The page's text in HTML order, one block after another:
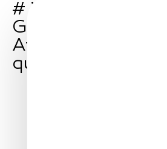
# ilsfont demain –
Guérande Loire
Atlantique : le
qui veille sur la